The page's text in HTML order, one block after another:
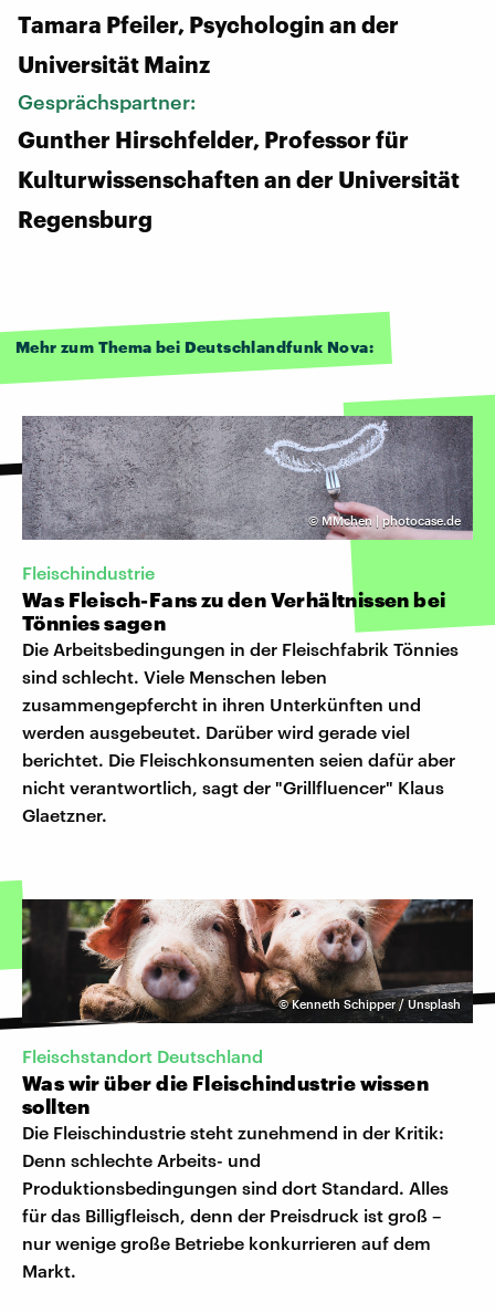
Tamara Pfeiler, Psychologin an der
Universität Mainz
Gesprächspartner:
Gunther Hirschfelder, Professor für
Kulturwissenschaften an der Universität
Regensburg
Mehr zum Thema bei Deutschlandfunk Nova:
©MMchen | photocase.de
Fleischindustrie
Was Fleisch-Fans zu den Verhältnissen bei
Tönnies sagen
Die Arbeitsbedingungen in der Fleischfabrik Tönnies
sind schlecht. Viele Menschen leben
zusammengepfercht in ihren Unterkünften und
werden ausgebeutet. Darüber wird gerade viel
berichtet. Die Fleischkonsumenten seien dafür aber
nicht verantwortlich, sagt der "Grillfluencer" Klaus
Glaetzner.
©Kenneth Schipper / Unsplash
Fleischstandort Deutschland
Was wir über die Fleischindustrie wissen
sollten
Die Fleischindustrie steht zunehmend in der Kritik:
Denn schlechte Arbeits- und
Produktionsbedingungen sind dort Standard. Alles
für das Billigfleisch, denn der Preisdruck ist groß –
nur wenige große Betriebe konkurrieren auf dem
Markt.